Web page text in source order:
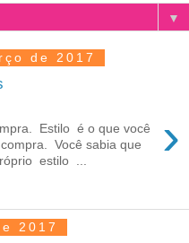
▼
de 2017
›
Estilo é o que você
Você sabia que
estilo ...
2017